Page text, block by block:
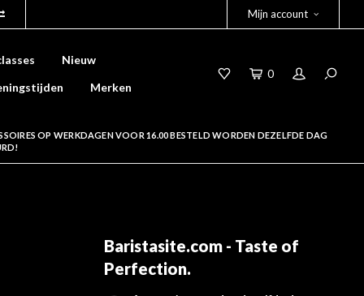
Mijn account
Nieuw
Merken
0
OP WERKDAGEN VOOR 16.00 BESTELD WORDEN DEZELFDE DAG
Baristasite.com - Taste of
Perfection.